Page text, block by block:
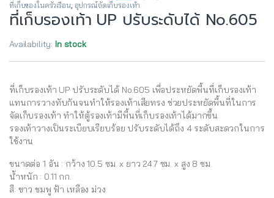
ที่เก็บของในครัวเรือน, อุปกรณ์จัดเก็บรองเท้า
ที่เก็บรองเท้า UP ปรับระดับได้ No.605
Availability: In stock
ที่เก็บรองเท้า UP ปรับระดับได้ No.605 เพื่อประหยัดพื้นที่เก็บรองเท้า
แทนการวางทับกันจนทำให้รองเท้าเสียทรง ช่วยประหยัดพื้นที่ในการ
จัดเก็บรองเท้า ทำให้ตู้รองเท้ามีพื้นที่เก็บรองเท้าได้มากขึ้น
รองเท้าวางเป็นระเบียบเรียบร้อย ปรับระดับได้ถึง 4 ระดับสะดวกในการ
ใช้งาน
ขนาดต่อ 1 อัน : กว้าง 10.5 ซม. x ยาว 24.7 ซม. x สูง 8 ซม.
น้ำหนัก : 0.11 กก.
สี: ขาว ชมพู ฟ้า เหลือง ม่วง